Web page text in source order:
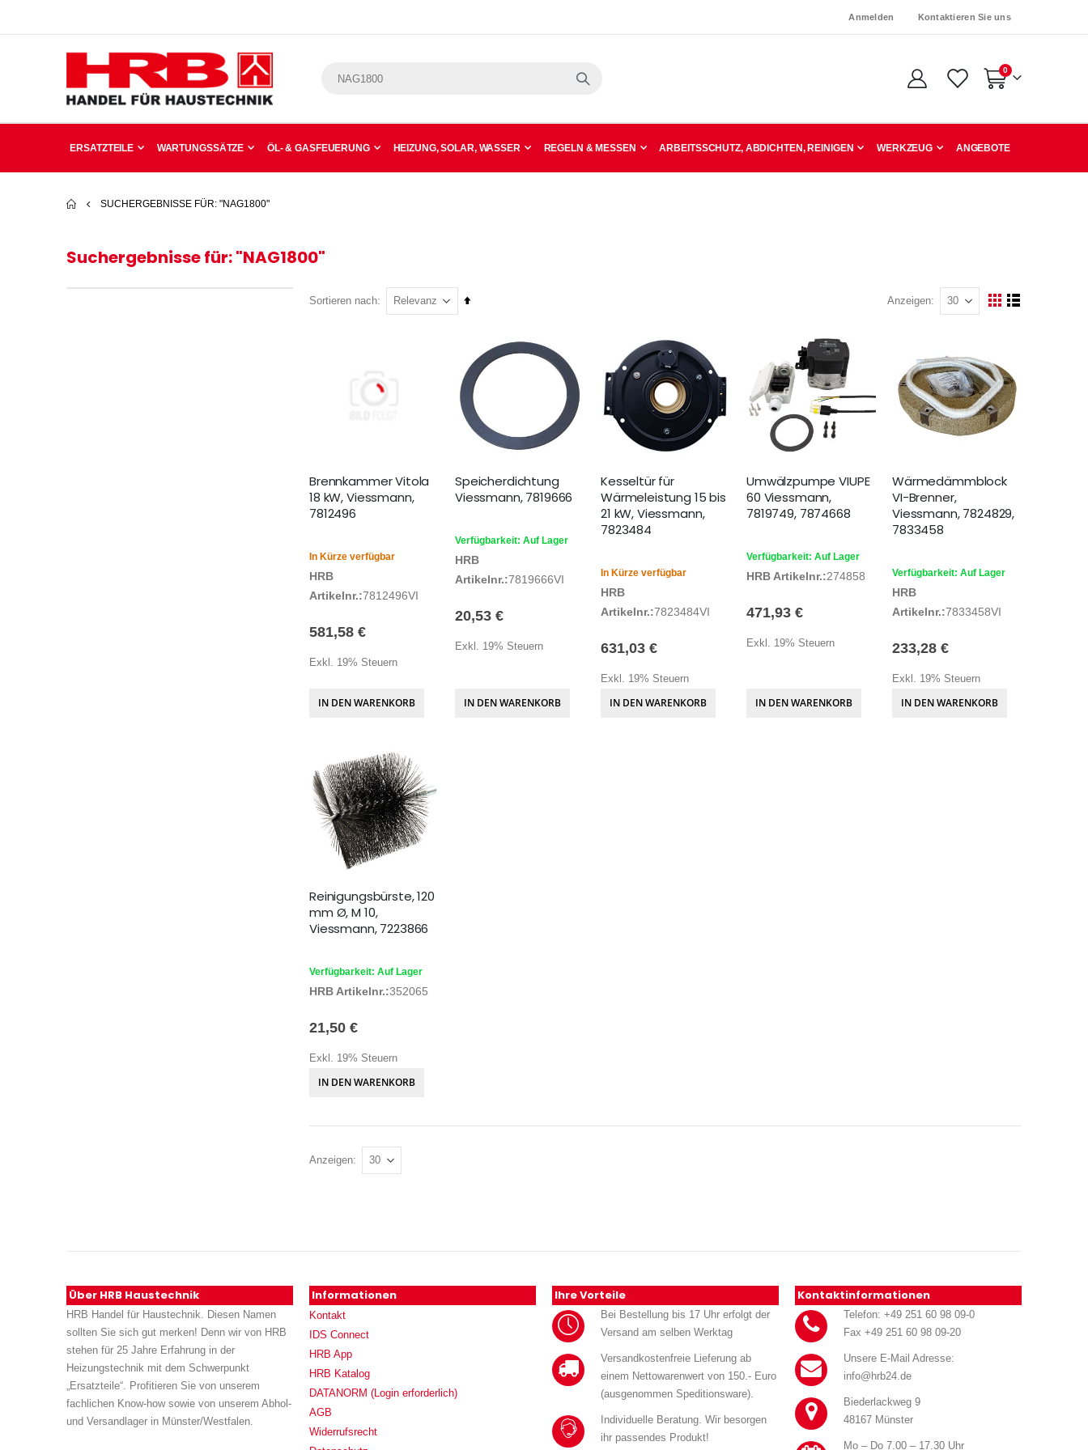
Anmelden Kontaktieren Sie uns
Warenkorb
0Artikel
ERSATZTEILE WARTUNGSSÄTZE ÖL- & GASFEUERUNG HEIZUNG, SOLAR, WASSER REGELN & MESSEN ARBEITSSCHUTZ, ABDICHTEN, REINIGEN WERKZEUG ANGEBOTE
SUCHERGEBNISSE FÜR: "NAG1800"
Suchergebnisse für: "NAG1800"
Sortieren nach
In
Reihenfolge
Anzeigen
Ansicht
Brennkammer Vitola
18 kW, Viessmann,
7812496
In Kürze verfügbar
HRB
Artikelnr.:7812496VI
581,58 €
Exkl. 19% Steuern
IN DEN WARENKORB
Speicherdichtung
Viessmann, 7819666
Verfügbarkeit: Auf Lager
HRB
Artikelnr.:7819666VI
20,53 €
Exkl. 19% Steuern
IN DEN WARENKORB
Kesseltür für
Wärmeleistung 15 bis
21 kW, Viessmann,
7823484
In Kürze verfügbar
HRB
Artikelnr.:7823484VI
631,03 €
Exkl. 19% Steuern
IN DEN WARENKORB
Umwälzpumpe VIUPE
60 Viessmann,
7819749, 7874668
Verfügbarkeit: Auf Lager
HRB Artikelnr.:274858
471,93 €
Exkl. 19% Steuern
IN DEN WARENKORB
Wärmedämmblock
VI-Brenner,
Viessmann, 7824829,
7833458
Verfügbarkeit: Auf Lager
HRB
Artikelnr.:7833458VI
233,28 €
Exkl. 19% Steuern
IN DEN WARENKORB
Reinigungsbürste, 120
mm Ø, M 10,
Viessmann, 7223866
Verfügbarkeit: Auf Lager
HRB Artikelnr.:352065
21,50 €
Exkl. 19% Steuern
IN DEN WARENKORB
Anzeigen
Über HRB Haustechnik
HRB Handel für Haustechnik. Diesen Namen
sollten Sie sich gut merken! Denn wir von HRB
stehen für 25 Jahre Erfahrung in der
Heizungstechnik mit dem Schwerpunkt
„Ersatzteile“. Profitieren Sie von unserem
fachlichen Know-how sowie von unserem Abhol-
und Versandlager in Münster/Westfalen.
Informationen
Kontakt
IDS Connect
HRB App
HRB Katalog
DATANORM (Login erforderlich)
AGB
Widerrufsrecht
Ihre Vorteile
Bei Bestellung bis 17 Uhr erfolgt der
Versand am selben Werktag
Versandkostenfreie Lieferung ab
einem Nettowarenwert von 150.- Euro
(ausgenommen Speditionsware).
Individuelle Beratung. Wir besorgen
ihr passendes Produkt!
Kontaktinformationen
Telefon: +49 251 60 98 09-0
Fax +49 251 60 98 09-20
Unsere E-Mail Adresse:
info@hrb24.de
Biederlackweg 9
48167 Münster
Mo – Do 7.00 – 17.30 Uhr